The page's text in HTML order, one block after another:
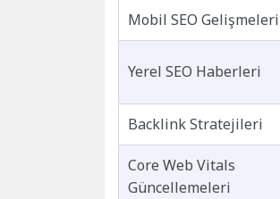
Mobil SEO Gelişmeleri
Yerel SEO Haberleri
Backlink Stratejileri
Core Web Vitals
Güncellemeleri